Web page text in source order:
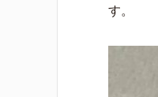
す。